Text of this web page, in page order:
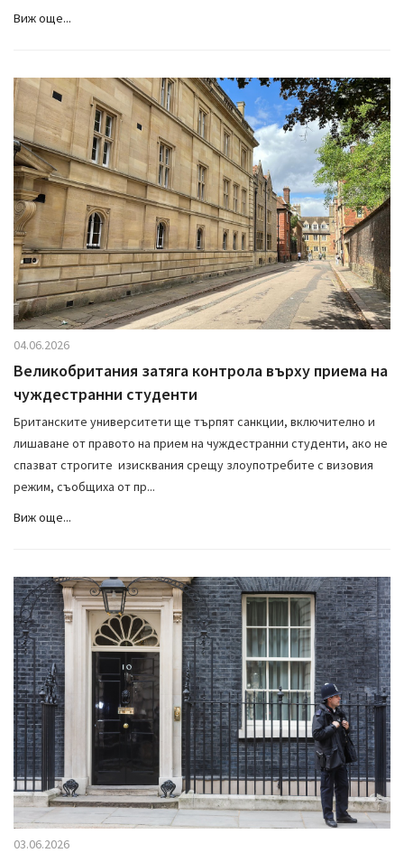
Виж още...
04.06.2026
Великобритания затяга контрола върху приема на
чуждестранни студенти
Британските университети ще търпят санкции, включително и
лишаване от правото на прием на чуждестранни студенти, ако не
спазват строгите изисквания срещу злоупотребите с визовия
режим, съобщиха от пр...
Виж още...
03.06.2026